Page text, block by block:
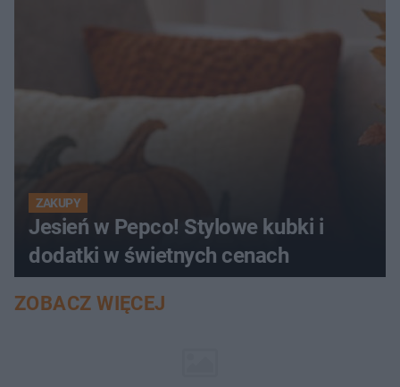
ZAKUPY
Jesień w Pepco! Stylowe kubki i
dodatki w świetnych cenach
ZOBACZ WIĘCEJ